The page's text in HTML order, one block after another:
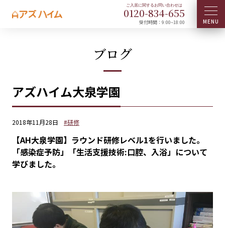
0120-834-655
受付時間：9:00~18:00
ブログ
アズハイム大泉学園
2018年11月28日 #研修
【AH大泉学園】ラウンド研修レベル1を行いました。
「感染症予防」「生活支援技術:口腔、入浴」について
学びました。